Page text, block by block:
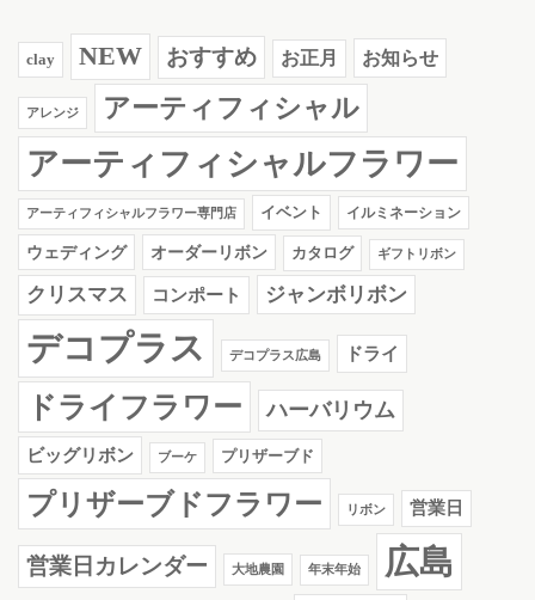
clay NEW おすすめ お正月 お知らせ
アレンジ アーティフィシャル
アーティフィシャルフラワー
アーティフィシャルフラワー専門店 イベント イルミネーション
ウェディング オーダーリボン カタログ ギフトリボン
クリスマス コンポート ジャンボリボン
デコプラス デコプラス広島 ドライ
ドライフラワー ハーバリウム
ビッグリボン ブーケ プリザーブド
プリザーブドフラワー リボン 営業日
営業日カレンダー 大地農園 年末年始 広島